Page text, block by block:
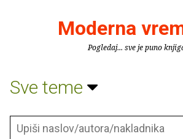
Moderna
Pogledaj... sve je puno
Sve teme